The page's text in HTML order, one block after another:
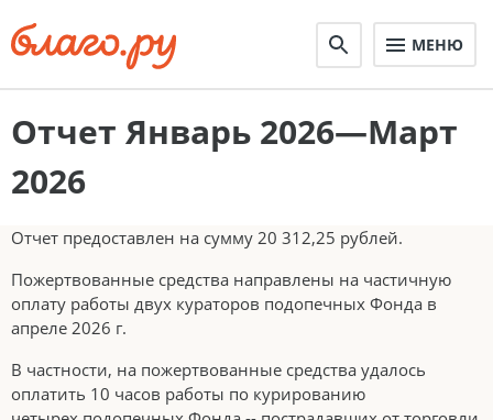
МЕНЮ
Отчет Январь 2026—Март
2026
Отчет предоставлен на сумму 20 312,25 рублей.
Пожертвованные средства направлены на частичную
оплату работы двух кураторов подопечных Фонда в
апреле 2026 г.
В частности, на пожертвованные средства удалось
оплатить 10 часов работы по курированию